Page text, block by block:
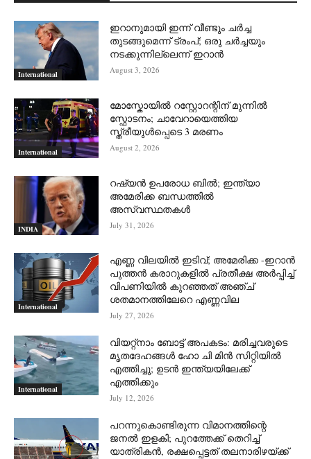
International
ഇറാനുമായി ഇന്ന് വീണ്ടും ചര്‍ച്ച
തുടങ്ങുമെന്ന് ട്രംപ്; ഒരു ചര്‍ച്ചയും
നടക്കുന്നില്ലെന്ന് ഇറാന്‍
August 3, 2026
International
മോസ്കോയിൽ റസ്റ്റോറന്റിന് മുന്നിൽ
സ്ഫോടനം; ചാവേറായെത്തിയ
സ്ത്രീയുൾപ്പെടെ 3 മരണം
August 2, 2026
INDIA
റഷ്യന്‍ ഉപരോധ ബില്‍; ഇന്ത്യാ
അമേരിക്ക ബന്ധത്തില്‍
അസ്വസ്ഥതകള്‍
July 31, 2026
International
എണ്ണ വിലയില്‍ ഇടിവ്; അമേരിക്ക -ഇറാന്‍
പുത്തന്‍ കരാറുകളില്‍ പ്രതീക്ഷ അര്‍പ്പിച്ച്
വിപണിയില്‍ കുറഞ്ഞത് അഞ്ച്
ശതമാനത്തിലേറെ എണ്ണവില
July 27, 2026
International
വിയറ്റ്നാം ബോട്ട് അപകടം: മരിച്ചവരുടെ
മൃതദേഹങ്ങൾ ഹോ ചി മിൻ സിറ്റിയിൽ
എത്തിച്ചു; ഉടൻ ഇന്ത്യയിലേക്ക്
എത്തിക്കും
July 12, 2026
പറന്നുകൊണ്ടിരുന്ന വിമാനത്തിന്റെ
ജനൽ ഇളകി; പുറത്തേക്ക് തെറിച്ച്
യാത്രികൻ, രക്ഷപ്പെട്ടത് തലനാരിഴയ്ക്ക്